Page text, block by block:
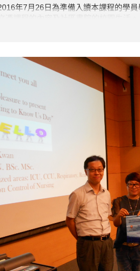
年7月26日為準備入讀本課程的學